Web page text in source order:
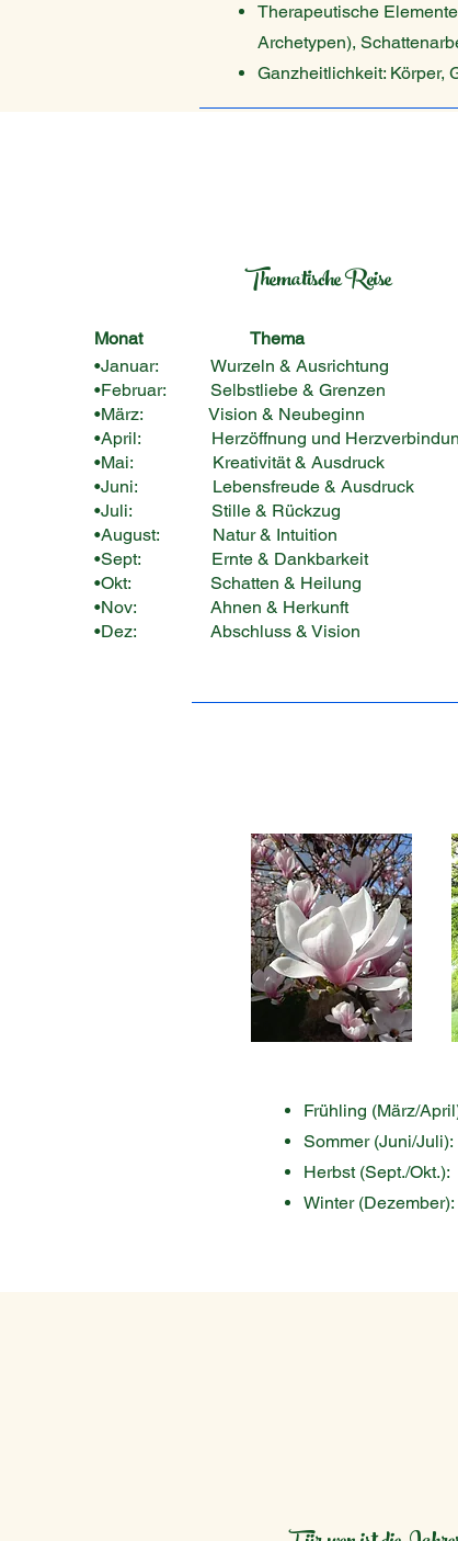
Therapeutische
Archetypen),
Ganzheitlichkeit: Körper,
Thematische Reise
Monat Thema
•Januar: Wurzeln & Ausrichtung Was
•Februar: Selbstliebe & Grenzen Ich
•März: Vision & Neubeginn Was
•April: Herzöffnung und Herzverbindung
•Mai: Kreativität & Ausdruck Mein
•Juni: Lebensfreude & Ausdruck
•Juli: Stille & Rückzug Die
•August: Natur & Intuition
•Sept: Ernte & Dankbarkeit Was
•Okt: Schatten & Heilung Was
•Nov: Ahnen & Herkunft
•Dez: Abschluss & Vision
Frühling (März/
Sommer (Juni/
Herbst (Sept./
Winter